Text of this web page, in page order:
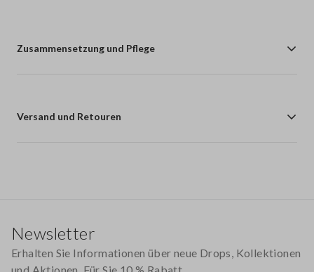
Zusammensetzung und Pflege
Versand und Retouren
Newsletter
Erhalten Sie Informationen über neue Drops, Kollektionen